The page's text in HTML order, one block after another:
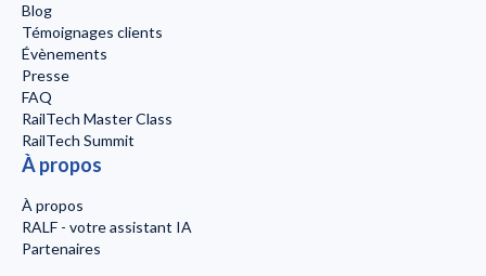
Blog
Témoignages clients
Évènements
Presse
FAQ
RailTech Master Class
RailTech Summit
À propos
À propos
RALF - votre assistant IA
Partenaires